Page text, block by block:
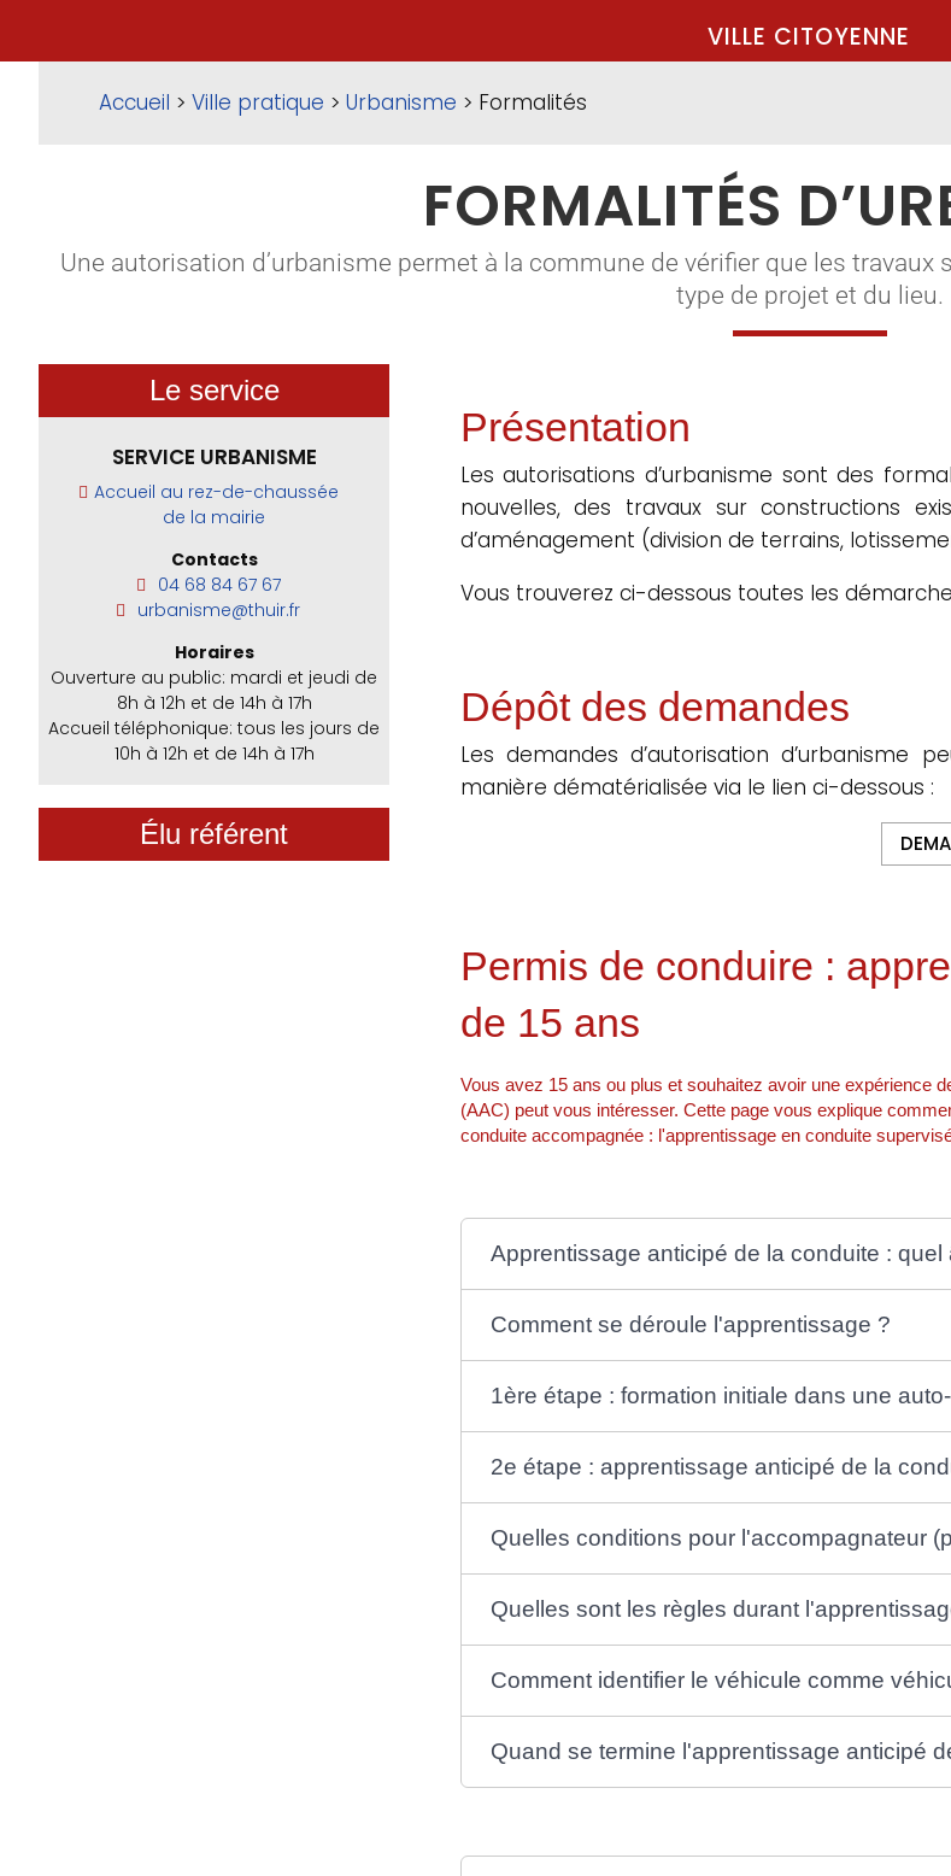
VILLE CITOYENNE
Accueil > Ville pratique > Urbanisme > Formalités
FORMALITÉS
Une autorisation d’urbanisme permet à la commune de vérifier que les
type de projet et du lieu.
Le service
SERVICE URBANISME
Accueil au rez-de-chaussée
de la mairie
Contacts
04 68 84 67 67
urbanisme@thuir.fr
Horaires
Ouverture au public: mardi et jeudi de
8h à 12h et de 14h à 17h
Accueil téléphonique: tous les jours de
10h à 12h et de 14h à 17h
Élu référent
Présentation
Les autorisations d’urbanisme sont des
nouvelles, des travaux sur constructions
d’aménagement (division de terrains,
Vous trouverez ci-dessous toutes les
Dépôt des demandes
Les demandes d’autorisation
manière dématérialisée via le lien ci-dessous :
Permis de conduire :
de 15 ans
Vous avez 15 ans ou plus et souhaitez avoir une expérience
(AAC) peut vous intéresser. Cette page vous explique
conduite accompagnée : l'apprentissage en conduite
Apprentissage anticipé de la conduite : quel
Comment se déroule l'apprentissage ?
1ère étape : formation initiale dans une
2e étape : apprentissage anticipé de la
Quelles conditions pour l'accompagnateur
Quelles sont les règles durant
Comment identifier le véhicule comme
Quand se termine l'apprentissage anticipé